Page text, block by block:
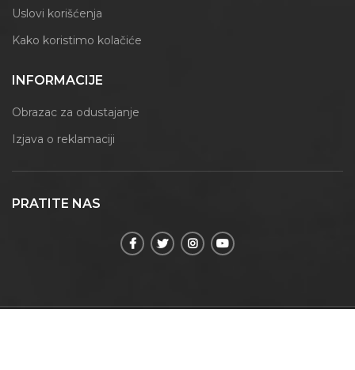
Uslovi korišćenja
Kako koristimo kolačiće
INFORMACIJE
Obrazac za odustajanje
Izjava o reklamaciji
PRATITE NAS